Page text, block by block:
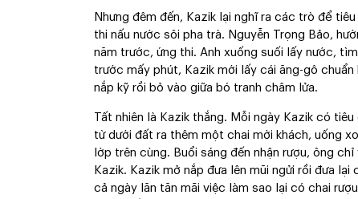
Nhưng đêm đến, Kazik lại nghĩ ra các trò để
thi nấu nước sôi pha trà. Nguyễn Trọng Bảo,
năm trước, ứng thi. Anh xuống suối lấy nước,
trước mấy phút, Kazik mới lấy cái ăng-gô
nắp kỹ rồi bỏ vào giữa bó tranh châm lửa.
Tất nhiên là Kazik thắng. Mỗi ngày Kazik có
từ dưới đất ra thêm một chai mời khách, uống
lớp trên cùng. Buổi sáng đến nhận rượu, ông
Kazik. Kazik mở nắp đưa lên mũi ngửi rồi đưa
cả ngày lăn tăn mãi việc làm sao lại có chai